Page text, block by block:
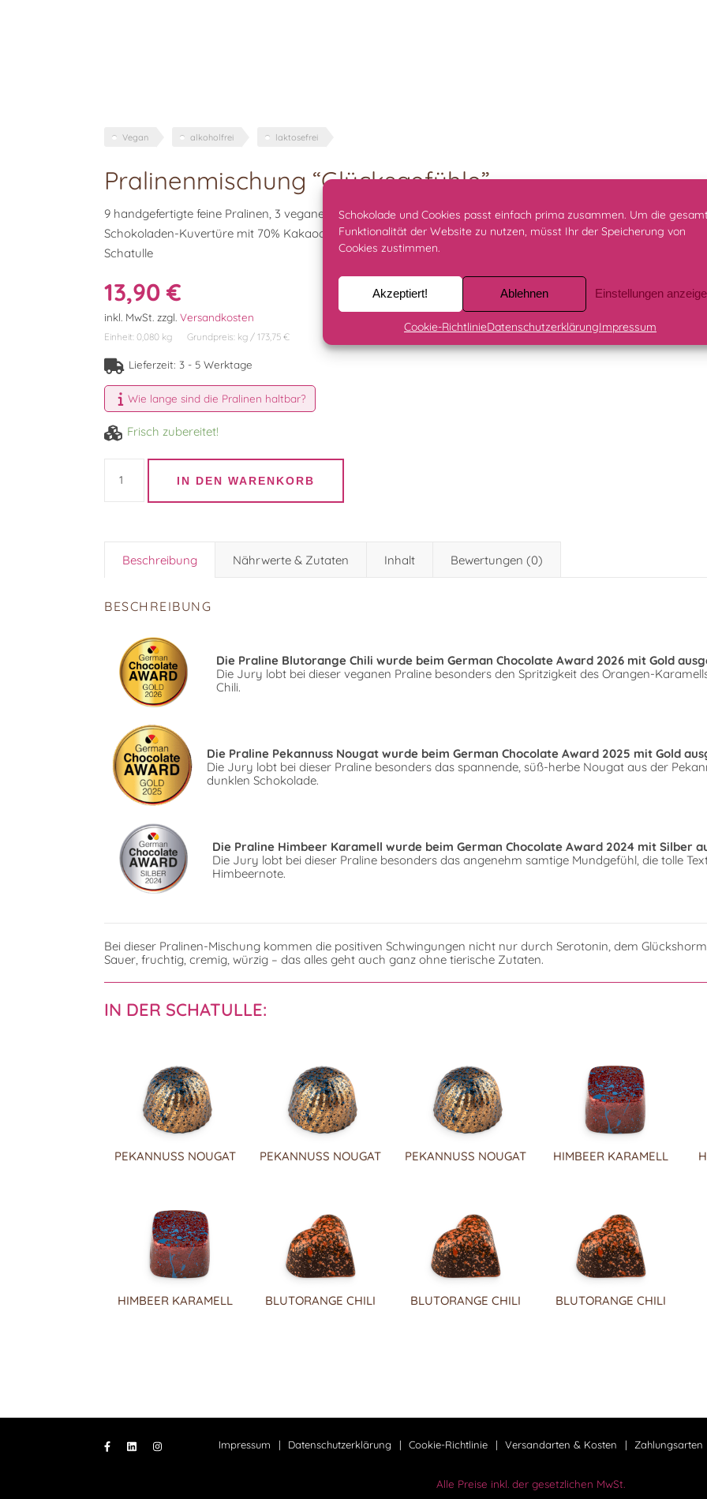
Schokolade und Cookies passt einfach prima zusammen. Um die
Funktionalität der Website zu nutzen, müsst Ihr der Speicherung von
Cookies zustimmen.
Akzeptiert! Ablehnen Einstellungen
Cookie-RichtlinieDatenschutzerklärungImpressum
Vegan alkoholfrei laktosefrei
Pralinenmischung “Glücksgefühle”
9 handgefertigte feine Pralinen, 3 vegane Kreationen mit dunkler
Schokoladen-Kuvertüre mit 70% Kakaoanteil in edler Magnetverschluss-
Schatulle
13,90€
inkl. MwSt. zzgl. Versandkosten
Einheit: 0,080 kg Grundpreis: kg / 173,75 €
Lieferzeit: 3 - 5 Werktage
Wie lange sind die Pralinen haltbar?
Frisch zubereitet!
Pralinenmischung "Glücksgefühle" Menge
IN DEN WARENKORB
Beschreibung Nährwerte & Zutaten Inhalt Bewertungen (0)
BESCHREIBUNG
Die Praline Blutorange Chili wurde beim German Chocolate Award 2026 mit Gold
Die Jury lobt bei dieser veganen Praline besonders den Spritzigkeit des Orangen-
Chili.
Die Praline Pekannuss Nougat wurde beim German Chocolate Award 2025 mit Gold
Die Jury lobt bei dieser Praline besonders das spannende, süß-herbe Nougat aus der
dunklen Schokolade.
Die Praline Himbeer Karamell wurde beim German Chocolate Award 2024 mit Silber
Die Jury lobt bei dieser Praline besonders das angenehm samtige Mundgefühl, die tolle
Himbeernote.
Bei dieser Pralinen-Mischung kommen die positiven Schwingungen nicht nur durch Serotonin, dem
Sauer, fruchtig, cremig, würzig – das alles geht auch ganz ohne tierische Zutaten.
IN DER SCHATULLE:
PEKANNUSS NOUGAT PEKANNUSS NOUGAT PEKANNUSS NOUGAT HIMBEER KARAMELL
HIMBEER KARAMELL BLUTORANGE CHILI BLUTORANGE CHILI BLUTORANGE CHILI
Impressum Datenschutzerklärung Cookie-Richtlinie Versandarten & Kosten Zahlungsarten
Alle Preise inkl. der gesetzlichen MwSt.